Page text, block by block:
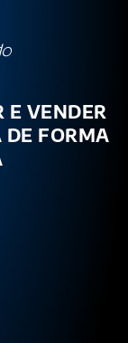
E VENDER
DE FORMA